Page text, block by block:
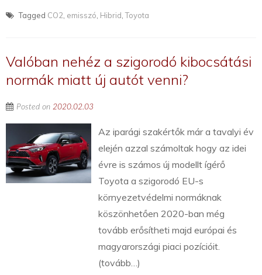
Tagged CO2 emisszó Hibrid ,Toyota
Valóban nehéz a szigorodó kibocsátási
normák miatt új autót venni?
Posted on 2020.02.03
Az iparági szakértők már a tavalyi év
elején azzal számoltak hogy az idei
évre is számos új modellt ígérő
Toyota a szigorodó EU-s
környezetvédelmi normáknak
köszönhetően 2020-ban még
tovább erősítheti majd európai és
magyarországi piaci pozícióit.
(tovább…)